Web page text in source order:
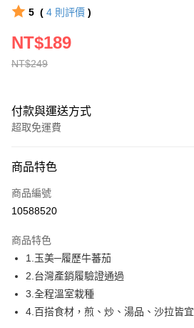
5 ( 4 則評價 )
NT$249
NT$189
付款與運送方式
超取免運費
全家線上支付
運送方式
冷藏-付款後全家取貨
免運費
商品特色
商品編號
10588520
商品特色
1.玉美─履歷牛蕃茄
2.台灣產銷履驗證通過
3.全程溫室栽種
4.百搭食材，煎、炒、湯品、沙拉皆宜